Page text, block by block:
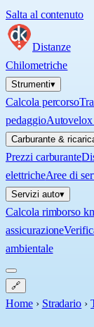
Salta al contenuto
Distanze
Chilometriche
Strumenti▾
Calcola percorso
pedaggioAutovelox
Carburante &
Prezzi carburante
elettricheAree di
Servizi auto▾
Calcola rimborso
assicurazione
ambientale
🔗
Home › Stradario ›